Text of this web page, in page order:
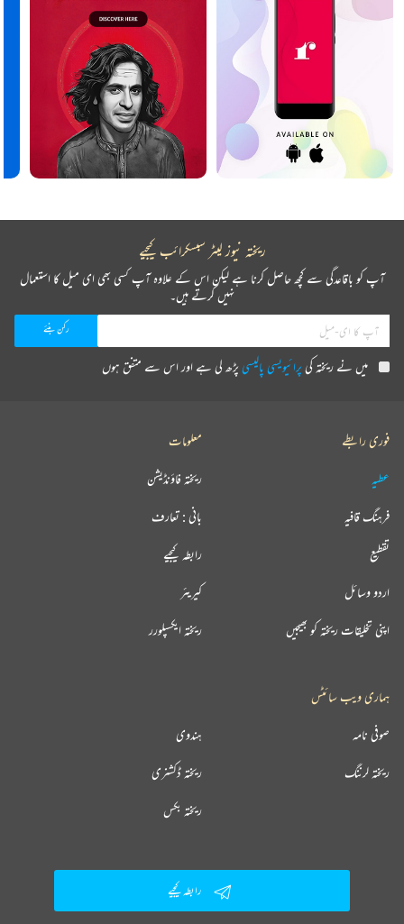
ریختہ نیوز لیٹر سبسکرائب کیجیے
آپ کو باقاعدگی سے کچھ حاصل کرنا ہے لیکن اس کے علاوہ آپ کسی بھی ای میل کا استعمال
نہیں کرتے ہیں۔
میں نے ریختہ کیپرائیویسی پالیسیپڑھ لی ہے اور اس سے متفق ہوں
فوری رابطے
عطیہ
فرہنگ قافیہ
تقطیع
اردو وسائل
اپنی تخلیقات ریختہ کو بھیجیں
معلومات
ریختہ فاؤنڈیشن
بانی : تعارف
رابطہ کیجیے
کیریئر
ریختہ ایکسپلورر
ہماری ویب سائٹس
ہندوی صوفی نامہ
ریختہ ڈکشنری ریختہ لرننگ
ریختہ بکس
رابطہ کیجیے